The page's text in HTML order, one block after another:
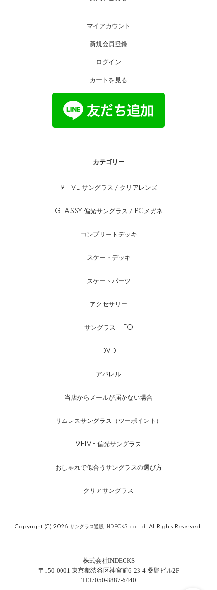
マイアカウント
新規会員登録
ログイン
カートを見る
カテゴリー
9FIVE サングラス / クリアレンズ
GLASSY 偏光サングラス / PCメガネ
コンプリートデッキ
スケートデッキ
スケートパーツ
アクセサリー
サングラス- IFO
DVD
アパレル
当店からメールが届かない場合
リムレスサングラス（ツーポイント）
9FIVE 偏光サングラス
おしゃれで似合うサングラスの選び方
クリアサングラス
株式会社INDECKS
〒150-0001 東京都渋谷区神宮前6-23-4 桑野ビル2F
TEL:050-8887-5440
Copyright (C) 2026 サングラス通販 INDECKS co.ltd. All Rights Reserved.